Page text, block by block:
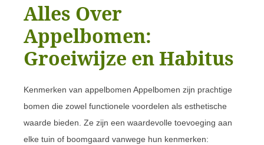
Alles Over
Appelbomen:
Groeiwijze en Habitus
Kenmerken van appelbomen Appelbomen zijn prachtige
bomen die zowel functionele voordelen als esthetische
waarde bieden. Ze zijn een waardevolle toevoeging aan
elke tuin of boomgaard vanwege hun kenmerken: